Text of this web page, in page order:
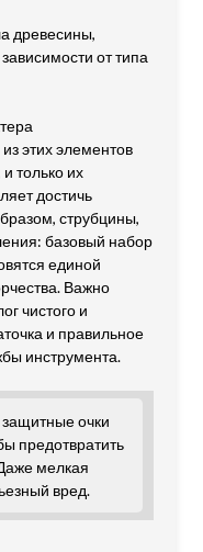
древесины,
от типа
этих элементов
только их
достичь
струбцины,
базовый набор
единой
Важно
чистого и
и правильное
инструмента.
защитные очки
предотвратить
мелкая
вред.